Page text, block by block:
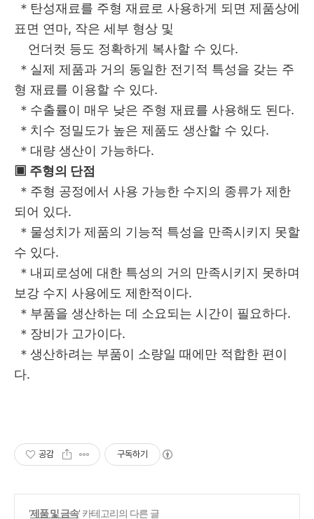
＊탄성재료를 주형 재료로 사용하게 되면 제품상에
표면 연마, 작은 세부 형상 및
언더컷 등도 정확하게 복사할 수 있다.
＊실제 제품과 거의 동일한 전기적 특성을 갖는 주
형 재료를 이용할 수 있다.
＊수출률이 매우 낮은 주형 재료를 사용해도 된다.
＊치수 정밀도가 높은 제품도 생산할 수 있다.
＊대량 생산이 가능하다.
▣ 주형의 단점
＊주형 공정에서 사용 가능한 수지의 종류가 제한
되어 있다.
＊물성치가 제품의 기능적 특성을 만족시키지 못할
수 있다.
＊내피로성에 대한 특성의 거의 만족시키지 못하며
보강 수지 사용에도 제한적이다.
＊부품을 생산하는 데 소요되는 시간이 필요하다.
＊장비가 고가이다.
＊생산하려는 부품이 소량일 때에만 적합한 편이
다.
공감 구독하기
'제품 및 금속' 카테고리의 다른 글